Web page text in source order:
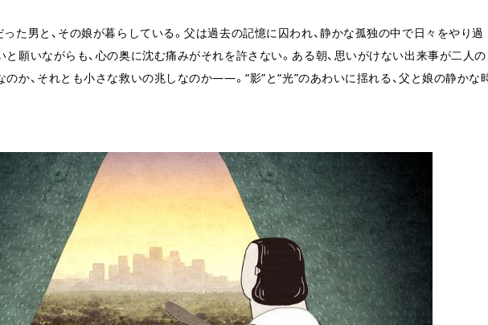
た男と、その娘が暮らしている。父は過去の記憶に囚われ、静かな孤独の中で日々をやり過
願いながらも、心の奥に沈む痛みがそれを許さない。ある朝、思いがけない出来事が二人の
か、それとも小さな救いの兆しなのか――。“影”と“光”のあわいに揺れる、父と娘の静かな